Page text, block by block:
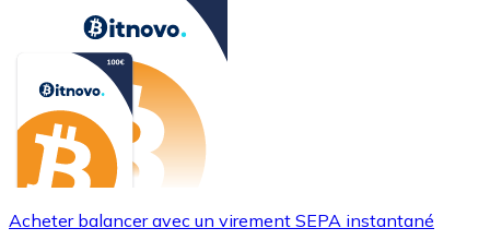
Acheter balancer avec un virement SEPA instantané